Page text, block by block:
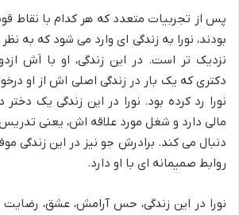
پس از تجربیات متعدد که هر کدام با نقاط
بودند، نورا به زندگی ای وارد می شود که به
نزدیک تر است. در این زندگی، او با اَش
دکتری که یک بار در زندگی اصلی اش از او
نورا رد کرده بود. نورا در این زندگی یک
مالی دارد و شغل مورد علاقه اش، یعنی
دنبال می کند. برادرش جو نیز در این
روابط صمیمانه ای با او دارد.
نورا در این زندگی، حس آرامش، عشق،